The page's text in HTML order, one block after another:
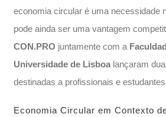
economia circular é uma necessidade
pode ainda ser uma vantagem
CON.PRO juntamente com a
Universidade de Lisboa lançaram
destinadas a profissionais e
Economia Circular em Contexto